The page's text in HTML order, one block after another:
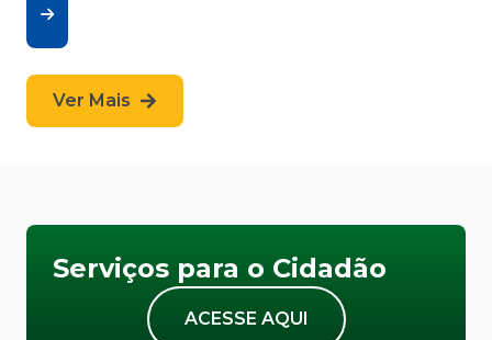
Ver Mais
Serviços para o Cidadão
ACESSE AQUI